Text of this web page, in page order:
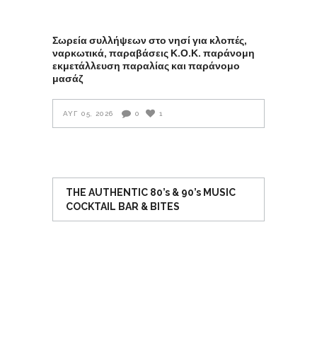
Σωρεία συλλήψεων στο νησί για κλοπές,
ναρκωτικά, παραβάσεις Κ.Ο.Κ. παράνομη
εκμετάλλευση παραλίας και παράνομο
μασάζ
ΑΥΓ 05, 2026 0 1
THE AUTHENTIC 80’s & 90’s MUSIC
COCKTAIL BAR & BITES